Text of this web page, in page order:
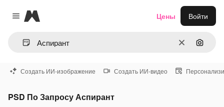
Close menu
Magnific
ОчиститьПоиск
Цены Войти
Создать ИИ-изображение Создать ИИ-видео
PSD По Запросу Аспирант